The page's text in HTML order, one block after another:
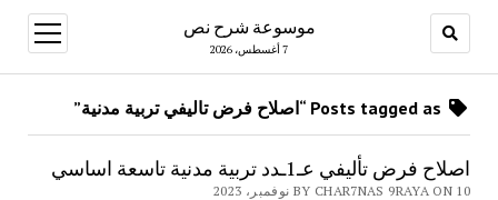
موسوعة شرح نص
7 أغسطس، 2026
open
menu
اصلاح فرض تأليفي عـ1ـدد تربية مدنية تاسعة اساسي
BY CHAR7NAS 9RAYA ON 10 نوفمبر، 2023